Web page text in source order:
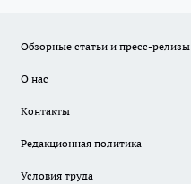
Обзорные статьи и пресс-релизы
О нас
Контакты
Редакционная политика
Условия труда